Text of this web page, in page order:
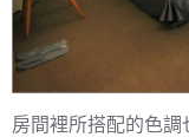
房間裡所搭配的色